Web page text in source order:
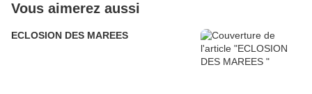
Vous aimerez aussi
ECLOSION DES MAREES